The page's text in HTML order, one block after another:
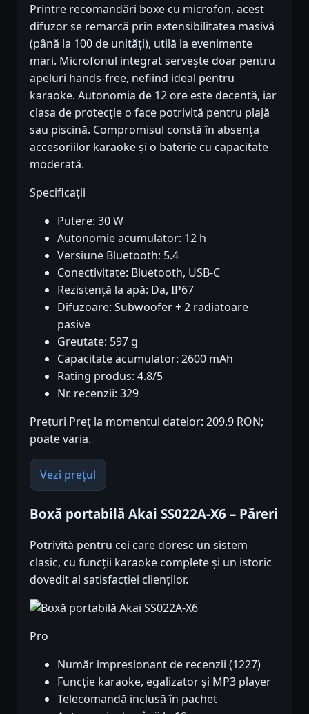
Printre recomandări boxe cu microfon, acest
difuzor se remarcă prin extensibilitatea masivă
(până la 100 de unități), utilă la evenimente
mari. Microfonul integrat servește doar pentru
apeluri hands-free, nefiind ideal pentru
karaoke. Autonomia de 12 ore este decentă, iar
clasa de protecție o face potrivită pentru plajă
sau piscină. Compromisul constă în absența
accesoriilor karaoke și o baterie cu capacitate
moderată.
Specificații
Putere: 30 W
Autonomie acumulator: 12 h
Versiune Bluetooth: 5.4
Conectivitate: Bluetooth, USB-C
Rezistență la apă: Da, IP67
Difuzoare: Subwoofer + 2 radiatoare
pasive
Greutate: 597 g
Capacitate acumulator: 2600 mAh
Rating produs: 4.8/5
Nr. recenzii: 329
Prețuri Preț la momentul datelor: 209.9 RON;
poate varia.
Vezi prețul
Boxă portabilă Akai SS022A-X6 – Păreri
Potrivită pentru cei care doresc un sistem
clasic, cu funcții karaoke complete și un istoric
dovedit al satisfacției clienților.
Pro
Număr impresionant de recenzii (1227)
Funcție karaoke, egalizator și MP3 player
Telecomandă inclusă în pachet